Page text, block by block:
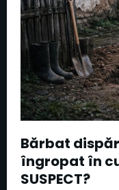
Bărbat
îngropat în
SUSPECT?